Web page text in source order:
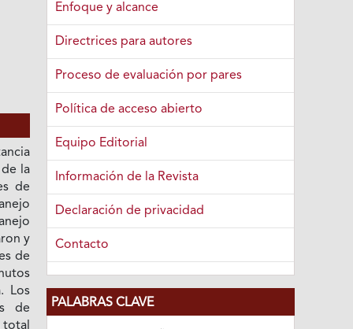
la
de
y
de
Los
de
total
Enfoque y alcance
Directrices para autores
Proceso de evaluación por pares
Política de acceso abierto
Equipo Editorial
Información de la Revista
Declaración de privacidad
Contacto
PALABRAS CLAVE